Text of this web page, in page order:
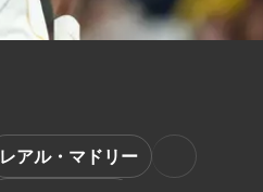
レアル・マドリー